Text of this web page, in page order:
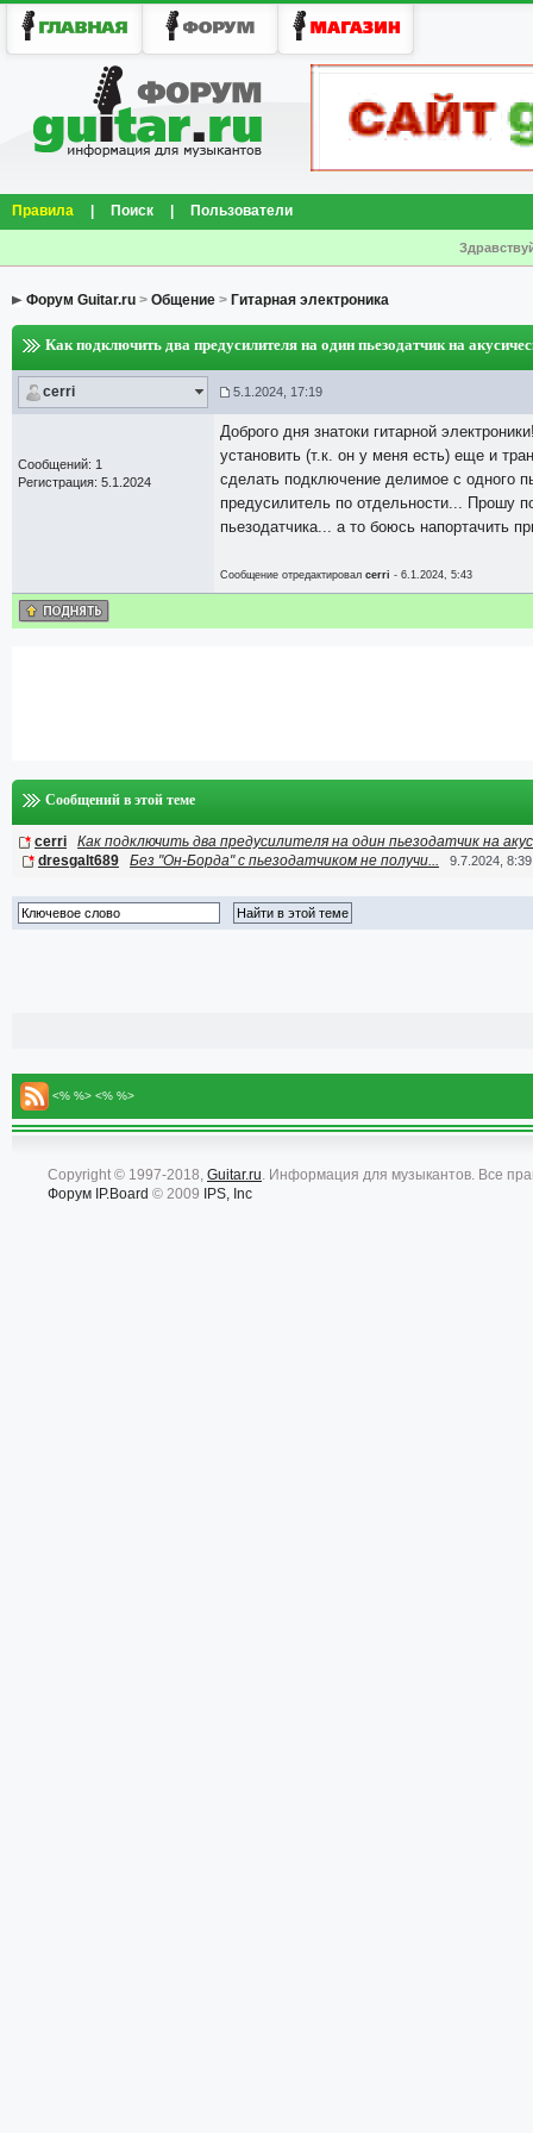
Правила Поиск Пользователи
Форум Guitar.ru > Общение > Гитарная электроника
Как подключить два предусилителя на один пьезодатчик на
cerri 5.1.2024, 17:19
Сообщений: 1
Регистрация: 5.1.2024
Доброго дня знатоки гитарной
установить (т.к. он у меня есть) еще и
сделать подключение делимое с одного
предусилитель по отдельности... Прошу
пьезодатчика... а то боюсь напортачить
Сообщение отредактировал cerri - 6.1.2024, 5:43
Сообщений в этой теме
cerri
Как подключить два предусилителя на один пьезодатчик на
dresgalt689
Без "Он-Борда" с пьезодатчиком не получи... 9.7.2024, 8:39
<% %> <% %>
Copyright © 1997-2018, Guitar.ru. Информация для музыкантов. Все
Форум IP.Board © 2009 IPS, Inc